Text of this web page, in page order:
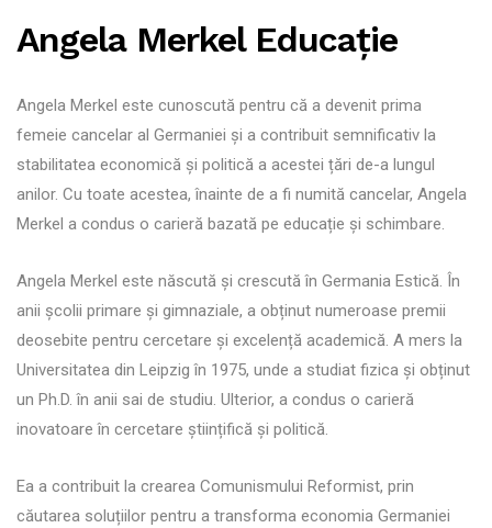
Angela Merkel Educație
Angela Merkel este cunoscută pentru că a devenit prima
femeie cancelar al Germaniei și a contribuit semnificativ la
stabilitatea economică și politică a acestei țări de-a lungul
anilor. Cu toate acestea, înainte de a fi numită cancelar, Angela
Merkel a condus o carieră bazată pe educație și schimbare.
Angela Merkel este născută și crescută în Germania Estică. În
anii școlii primare și gimnaziale, a obținut numeroase premii
deosebite pentru cercetare și excelență academică. A mers la
Universitatea din Leipzig în 1975, unde a studiat fizica și obținut
un Ph.D. în anii sai de studiu. Ulterior, a condus o carieră
inovatoare în cercetare științifică și politică.
Ea a contribuit la crearea Comunismului Reformist, prin
căutarea soluțiilor pentru a transforma economia Germaniei